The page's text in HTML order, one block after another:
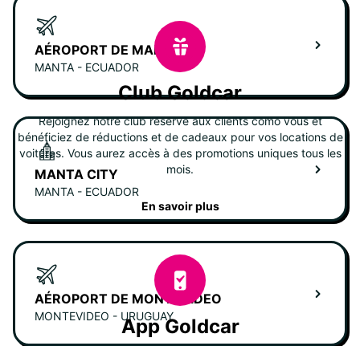
AÉROPORT DE MANTA
MANTA - ECUADOR
MANTA CITY
MANTA - ECUADOR
AÉROPORT DE MONTEVIDEO
MONTEVIDEO - URUGUAY
Club Goldcar
Rejoignez notre club réservé aux clients como vous et
bénéficiez de réductions et de cadeaux pour vos locations de
voitures. Vous aurez accès à des promotions uniques tous les
mois.
En savoir plus
App Goldcar